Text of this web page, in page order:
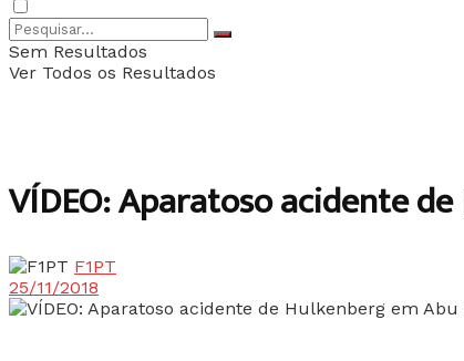
Sem Resultados
Ver Todos os Resultados
VÍDEO: Aparatoso acidente
F1PT
25/11/2018